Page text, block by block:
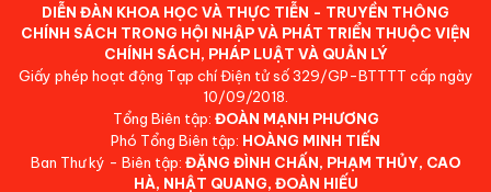
DIỄN ĐÀN KHOA HỌC VÀ THỰC TIỄN - TRUYỀN THÔNG
CHÍNH SÁCH TRONG HỘI NHẬP VÀ PHÁT TRIỂN THUỘC VIỆN
CHÍNH SÁCH, PHÁP LUẬT VÀ QUẢN LÝ
Giấy phép hoạt động Tạp chí Điện tử số 329/GP-BTTTT cấp ngày
10/09/2018.
Tổng Biên tập: ĐOÀN MẠNH PHƯƠNG
Phó Tổng Biên tập: HOÀNG MINH TIẾN
Ban Thư ký - Biên tập: ĐẶNG ĐÌNH CHẤN, PHẠM THỦY, CAO
HÀ, NHẬT QUANG, ĐOÀN HIẾU